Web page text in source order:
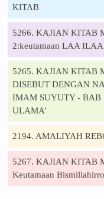
KITAB
5266. KAJIAN KITAB
2:keutamaan LAA
5265. KAJIAN KITAB
DISEBUT DENGAN
IMAM SUYUTY -
ULAMA'
2194. AMALIYAH
5267. KAJIAN KITAB
Keutamaan